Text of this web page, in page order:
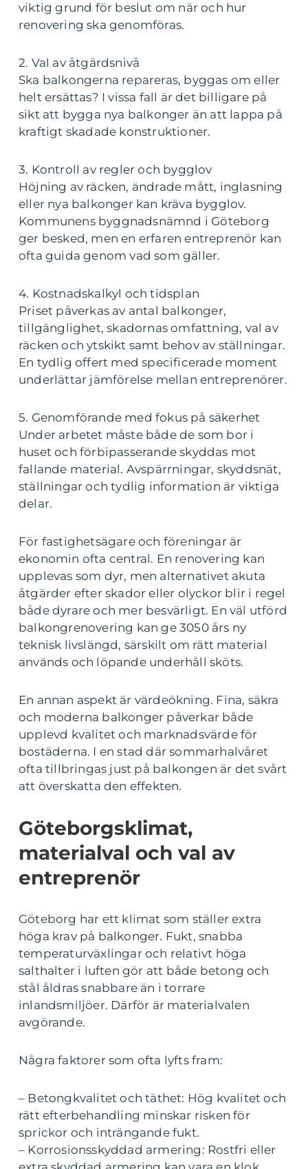
viktig grund för beslut om när och hur
renovering ska genomföras.
2. Val av åtgärdsnivå
Ska balkongerna repareras, byggas om eller
helt ersättas? I vissa fall är det billigare på
sikt att bygga nya balkonger än att lappa på
kraftigt skadade konstruktioner.
3. Kontroll av regler och bygglov
Höjning av räcken, ändrade mått, inglasning
eller nya balkonger kan kräva bygglov.
Kommunens byggnadsnämnd i Göteborg
ger besked, men en erfaren entreprenör kan
ofta guida genom vad som gäller.
4. Kostnadskalkyl och tidsplan
Priset påverkas av antal balkonger,
tillgänglighet, skadornas omfattning, val av
räcken och ytskikt samt behov av ställningar.
En tydlig offert med specificerade moment
underlättar jämförelse mellan entreprenörer.
5. Genomförande med fokus på säkerhet
Under arbetet måste både de som bor i
huset och förbipasserande skyddas mot
fallande material. Avspärrningar, skyddsnät,
ställningar och tydlig information är viktiga
delar.
För fastighetsägare och föreningar är
ekonomin ofta central. En renovering kan
upplevas som dyr, men alternativet akuta
åtgärder efter skador eller olyckor blir i regel
både dyrare och mer besvärligt. En väl utförd
balkongrenovering kan ge 3050 års ny
teknisk livslängd, särskilt om rätt material
används och löpande underhåll sköts.
En annan aspekt är värdeökning. Fina, säkra
och moderna balkonger påverkar både
upplevd kvalitet och marknadsvärde för
bostäderna. I en stad där sommarhalvåret
ofta tillbringas just på balkongen är det svårt
att överskatta den effekten.
Göteborgsklimat,
materialval och val av
entreprenör
Göteborg har ett klimat som ställer extra
höga krav på balkonger. Fukt, snabba
temperaturväxlingar och relativt höga
salthalter i luften gör att både betong och
stål åldras snabbare än i torrare
inlandsmiljöer. Därför är materialvalen
avgörande.
Några faktorer som ofta lyfts fram:
– Betongkvalitet och täthet: Hög kvalitet och
rätt efterbehandling minskar risken för
sprickor och inträngande fukt.
– Korrosionsskyddad armering: Rostfri eller